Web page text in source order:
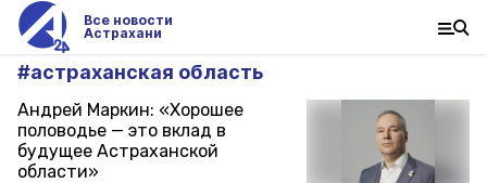
Все новости
Астрахани
#астраханская область
Андрей Маркин: «Хорошее
половодье — это вклад в
будущее Астраханской
области»